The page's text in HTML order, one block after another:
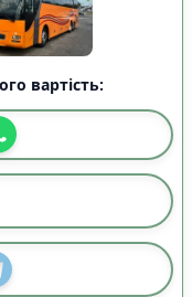
вартість: